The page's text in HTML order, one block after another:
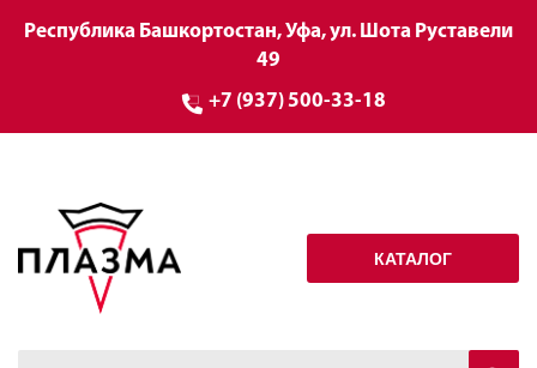
Республика Башкортостан, Уфа, ул. Шота Руставели
49
+7 (937) 500-33-18
КАТАЛОГ